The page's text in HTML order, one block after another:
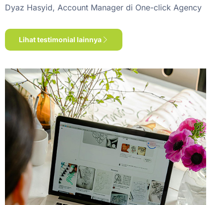
Dyaz Hasyid, Account Manager di One-click Agency
Lihat testimonial lainnya